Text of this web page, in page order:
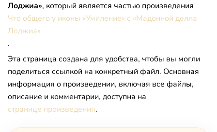
Лоджиа», который является частью произведения
Что общего у иконы «Умиление» с «Мадонной делла
Лоджиа»
.
Эта страница создана для удобства, чтобы вы могли
поделиться ссылкой на конкретный файл. Основная
информация о произведении, включая все файлы,
описание и комментарии, доступна на
странице произведения.